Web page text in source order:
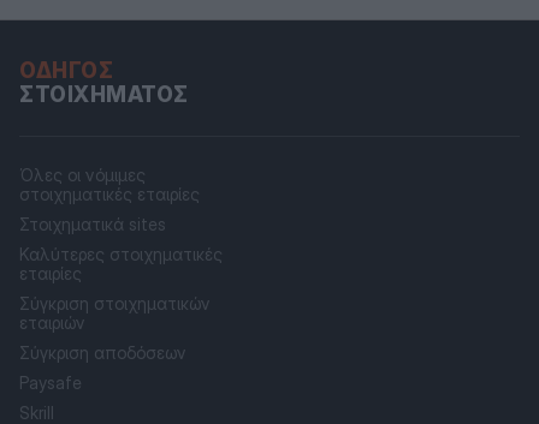
ΟΔΗΓΌΣ
ΣΤΟΙΧΉΜΑΤΟΣ
Όλες οι νόμιμες
στοιχηματικές εταιρίες
Στοιχηματικά sites
Καλύτερες στοιχηματικές
εταιρίες
Σύγκριση στοιχηματικών
εταιριών
Σύγκριση αποδόσεων
Paysafe
Skrill